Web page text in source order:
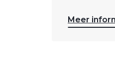
Meer